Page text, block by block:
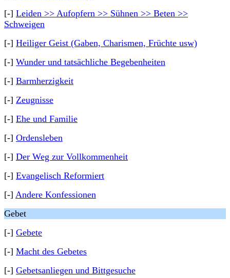
[-] Leiden >> Aufopfern >> Sühnen >> Beten >>
Schweigen
[-] Heiliger Geist (Gaben, Charismen, Früchte usw)
[-] Wunder und tatsächliche Begebenheiten
[-] Barmherzigkeit
[-] Zeugnisse
[-] Ehe und Familie
[-] Ordensleben
[-] Der Weg zur Vollkommenheit
[-] Evangelisch Reformiert
[-] Andere Konfessionen
Gebet
[-] Gebete
[-] Macht des Gebetes
[-] Gebetsanliegen und Bittgesuche